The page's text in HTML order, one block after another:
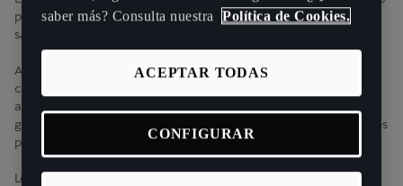
para ti, de modo que no tengas que preocuparte por esperar o
salir tarde.
A menudo, cuando tienes prisa, puede que no te acuerdes de
comprobar el nivel de carga de la batería o de ajustar el aire
acondicionado del modo en que te gusta. Todo esto cambia
gracias a My CUPRA app. Ahora puedes automatizar estos ajustes
para no tener que adivinar cómo son ni conducir incómodo.
Lo mejor es que tu CUPRA funcionará siempre de la forma más
saber más? Consulta nuestra Política de Cookies.
ACEPTAR TODAS
CONFIGURAR